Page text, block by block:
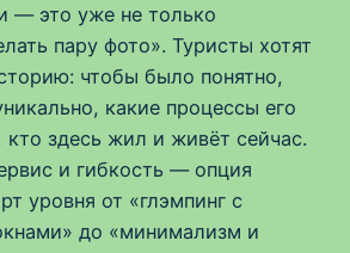
— это уже не только
пару фото». Туристы хотят
чтобы было понятно,
какие процессы его
здесь жил и живёт сейчас.
и гибкость — опция
уровня от «глэмпинг с
до «минимализм и